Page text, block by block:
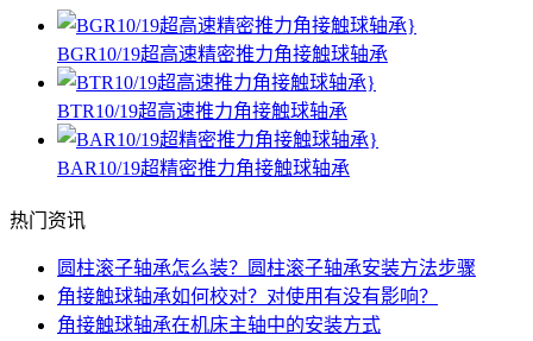
BGR10/19超高速精密推力角接触球轴承
BTR10/19超高速推力角接触球轴承
BAR10/19超精密推力角接触球轴承
热门资讯
圆柱滚子轴承怎么装？圆柱滚子轴承安装方法步骤
角接触球轴承如何校对？对使用有没有影响？
角接触球轴承在机床主轴中的安装方式